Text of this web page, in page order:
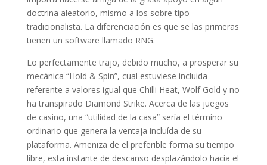
doctrina aleatorio, mismo a los sobre tipo
tradicionalista. La diferenciación es que se las primeras
tienen un software llamado RNG.
Lo perfectamente trajo, debido mucho, a prosperar su
mecánica “Hold & Spin”, cual estuviese incluida
referente a valores igual que Chilli Heat, Wolf Gold y no
ha transpirado Diamond Strike. Acerca de las juegos
de casino, una “utilidad de la casa” serí­a el término
ordinario que genera la ventaja incluída de su
plataforma. Ameniza de el preferible forma su tiempo
libre, esta instante de descanso desplazándolo hacia el